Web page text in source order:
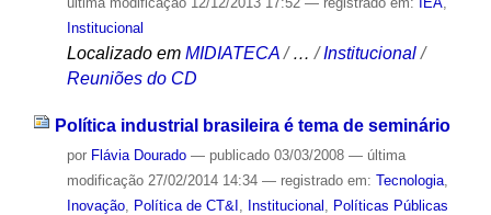
Institucional
Localizado em MIDIATECA /…/Institucional /
Reuniões do CD
Política industrial brasileira é tema de seminário
por Flávia Dourado — publicado03/03/2008 — última
modificação27/02/2014 14:34 — registrado em: Tecnologia,
Inovação, Política de CT&I Institucional Políticas Públicas